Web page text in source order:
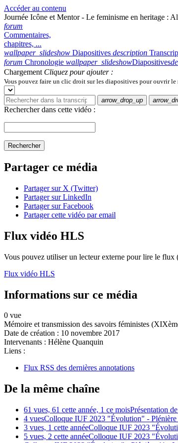
Accéder au contenu
Journée Icône et Mentor - Le feminisme en heritage
forum
Commentaires,
chapitres, ...
wallpaper_slideshow Diapositives description
forum Chronologie wallpaper_slideshowDiapositives
Chargement Cliquez pour ajouter :
Vous pouvez faire un clic droit sur les diapositives pour ouvrir le
arrow_drop_up
Rechercher dans cette vidéo :
Rechercher
Partager ce média
Partager sur X (Twitter)
Partager sur LinkedIn
Partager sur Facebook
Partager cette vidéo par email
Flux vidéo HLS
Vous pouvez utiliser un lecteur externe pour lire le
Flux vidéo HLS
Informations sur ce média
0 vue
Mémoire et transmission des savoirs féministes
Date de création : 10 novembre 2017
Intervenants : Hélène Quanquin
Liens :
Flux RSS des dernières annotations
De la même chaîne
61 vues, 61 cette année, 1 ce moisPrésentation
4 vuesColloque IUF 2023 "Évolution" -
3 vues, 1 cette annéeColloque IUF 2023
5 vues, 2 cette annéeColloque IUF 2023